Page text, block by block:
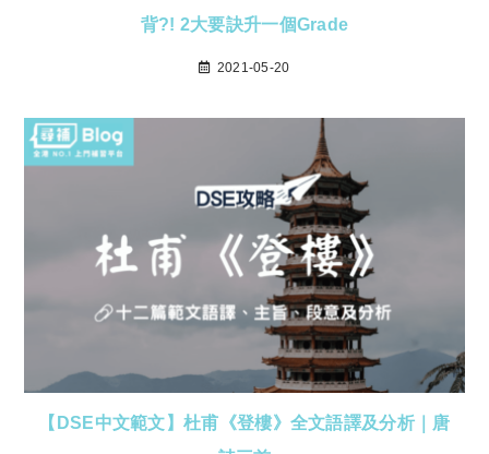
背?! 2大要訣升一個Grade
2021-05-20
【DSE中文範文】杜甫《登樓》全文語譯及分析｜唐